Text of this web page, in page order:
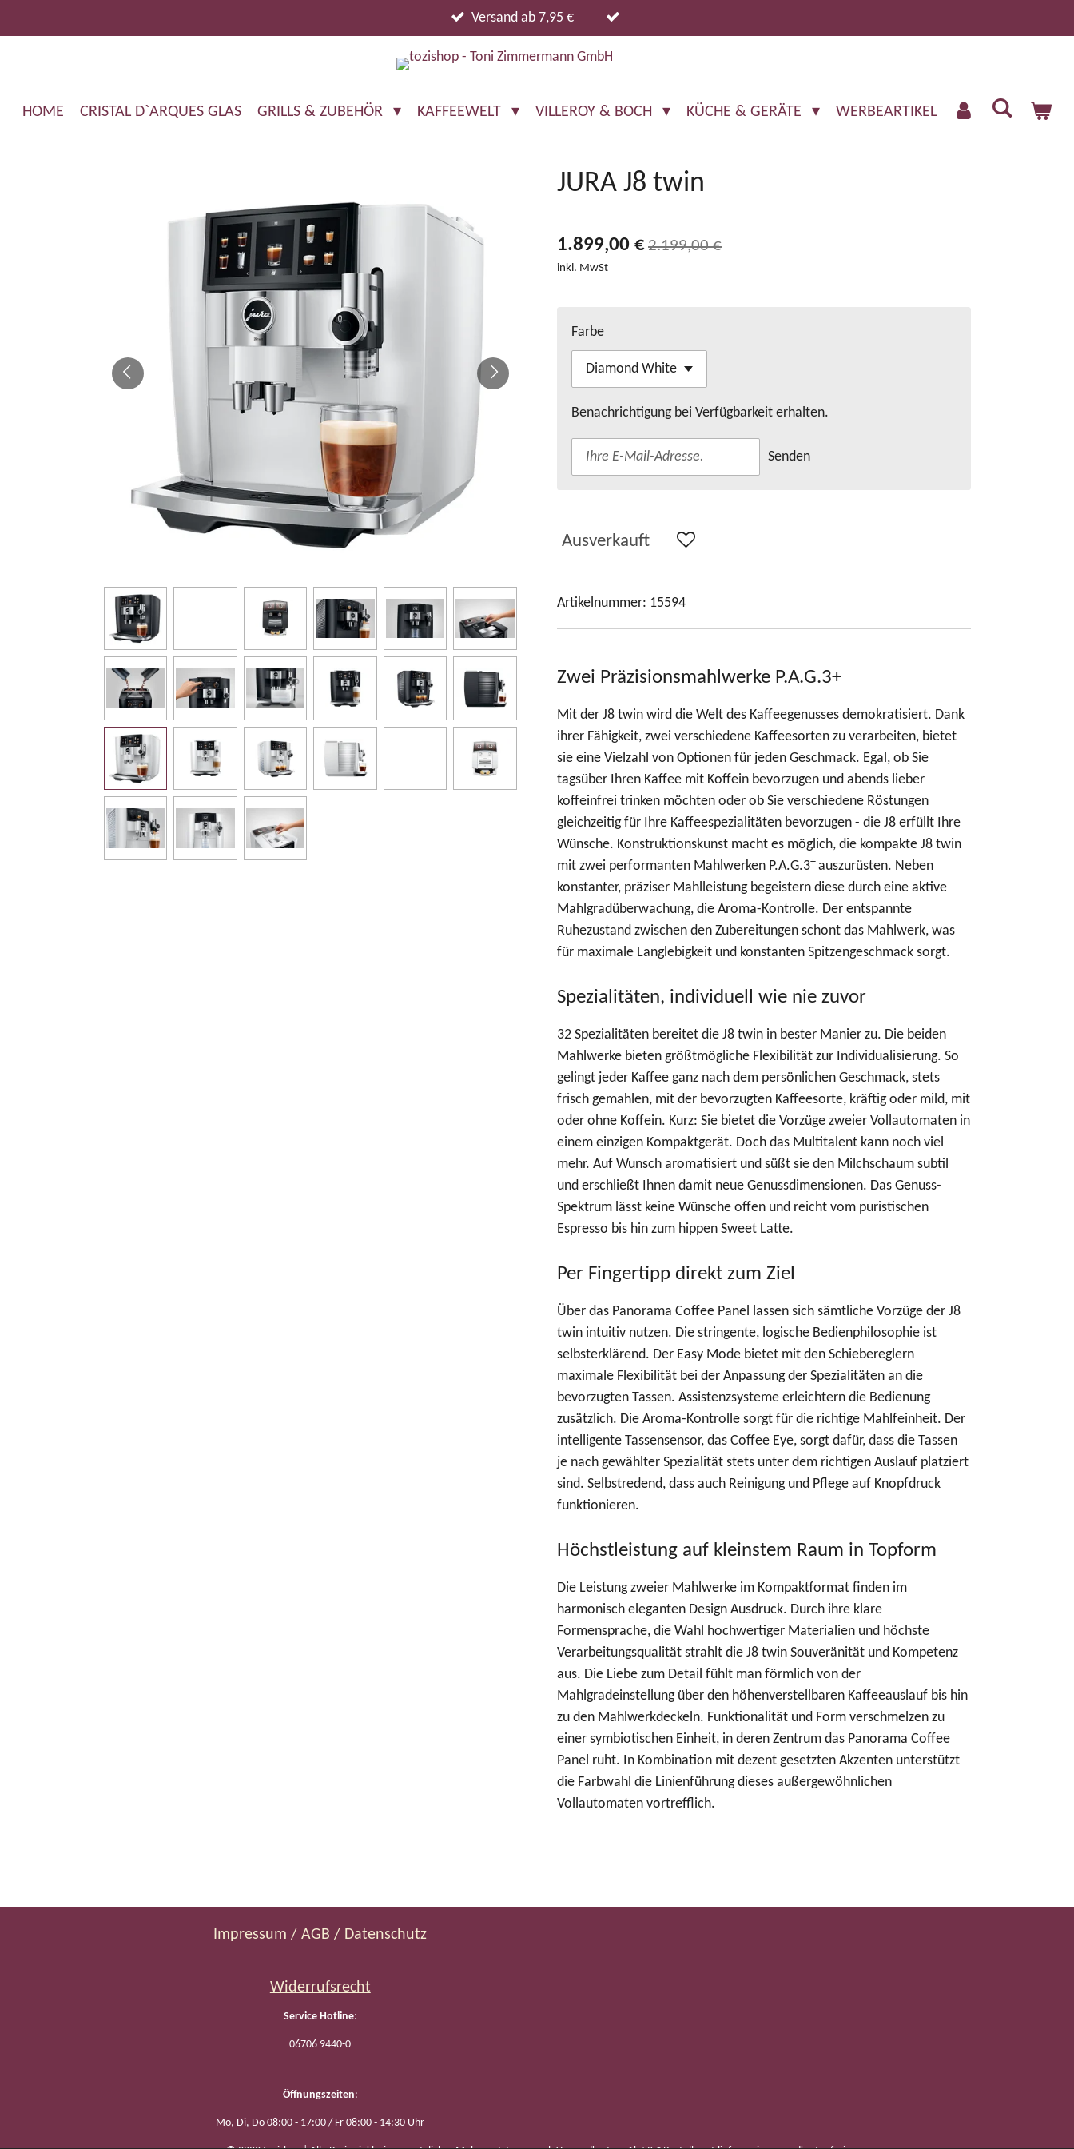
Hauptinhalt
Versand ab 7,95 €
HOME CRISTAL D`ARQUES GLAS GRILLS & ZUBEHÖR KAFFEEWELT VILLEROY & BOCH KÜCHE & GERÄTE WERBEARTIKEL
JURA J8 twin
1.899,00 €2.199,00 €
inkl. MwSt
Farbe
Benachrichtigung bei Verfügbarkeit erhalten.
Senden
Ausverkauft
Artikelnummer: 15594
Zwei Präzisionsmahlwerke P.A.G.3+
Mit der J8 twin wird die Welt des Kaffeegenusses demokratisiert. Dank
ihrer Fähigkeit, zwei verschiedene Kaffeesorten zu verarbeiten, bietet
sie eine Vielzahl von Optionen für jeden Geschmack. Egal, ob Sie
tagsüber Ihren Kaffee mit Koffein bevorzugen und abends lieber
koffeinfrei trinken möchten oder ob Sie verschiedene Röstungen
gleichzeitig für Ihre Kaffeespezialitäten bevorzugen - die J8 erfüllt Ihre
Wünsche. Konstruktionskunst macht es möglich, die kompakte J8 twin
mit zwei performanten Mahlwerken P.A.G.3+ auszurüsten. Neben
konstanter, präziser Mahlleistung begeistern diese durch eine aktive
Mahlgradüberwachung, die Aroma-Kontrolle. Der entspannte
Ruhezustand zwischen den Zubereitungen schont das Mahlwerk, was
für maximale Langlebigkeit und konstanten Spitzengeschmack sorgt.
Spezialitäten, individuell wie nie zuvor
32 Spezialitäten bereitet die J8 twin in bester Manier zu. Die beiden
Mahlwerke bieten größtmögliche Flexibilität zur Individualisierung. So
gelingt jeder Kaffee ganz nach dem persönlichen Geschmack, stets
frisch gemahlen, mit der bevorzugten Kaffeesorte, kräftig oder mild, mit
oder ohne Koffein. Kurz: Sie bietet die Vorzüge zweier Vollautomaten in
einem einzigen Kompaktgerät. Doch das Multitalent kann noch viel
mehr. Auf Wunsch aromatisiert und süßt sie den Milchschaum subtil
und erschließt Ihnen damit neue Genussdimensionen. Das Genuss-
Spektrum lässt keine Wünsche offen und reicht vom puristischen
Espresso bis hin zum hippen Sweet Latte.
Per Fingertipp direkt zum Ziel
Über das Panorama Coffee Panel lassen sich sämtliche Vorzüge der J8
twin intuitiv nutzen. Die stringente, logische Bedienphilosophie ist
selbsterklärend. Der Easy Mode bietet mit den Schiebereglern
maximale Flexibilität bei der Anpassung der Spezialitäten an die
bevorzugten Tassen. Assistenzsysteme erleichtern die Bedienung
zusätzlich. Die Aroma-Kontrolle sorgt für die richtige Mahlfeinheit. Der
intelligente Tassensensor, das Coffee Eye, sorgt dafür, dass die Tassen
je nach gewählter Spezialität stets unter dem richtigen Auslauf platziert
sind. Selbstredend, dass auch Reinigung und Pflege auf Knopfdruck
funktionieren.
Höchstleistung auf kleinstem Raum in Topform
Die Leistung zweier Mahlwerke im Kompaktformat finden im
harmonisch eleganten Design Ausdruck. Durch ihre klare
Formensprache, die Wahl hochwertiger Materialien und höchste
Verarbeitungsqualität strahlt die J8 twin Souveränität und Kompetenz
aus. Die Liebe zum Detail fühlt man förmlich von der
Mahlgradeinstellung über den höhenverstellbaren Kaffeeauslauf bis hin
zu den Mahlwerkdeckeln. Funktionalität und Form verschmelzen zu
einer symbiotischen Einheit, in deren Zentrum das Panorama Coffee
Panel ruht. In Kombination mit dezent gesetzten Akzenten unterstützt
die Farbwahl die Linienführung dieses außergewöhnlichen
Vollautomaten vortrefflich.
Impressum / AGB / Datenschutz
Widerrufsrecht
Service Hotline:
06706 9440-0
Öffnungszeiten:
Mo, Di, Do 08:00 - 17:00 / Fr 08:00 - 14:30 Uhr